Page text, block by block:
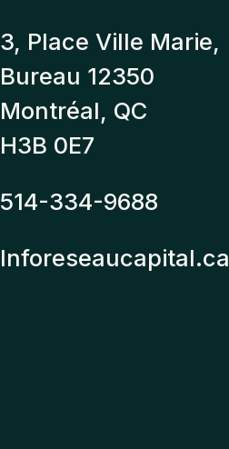
3, Place Ville Marie,
Bureau 12350
Montréal, QC
H3B 0E7
514-334-9688
Inforeseaucapital.ca